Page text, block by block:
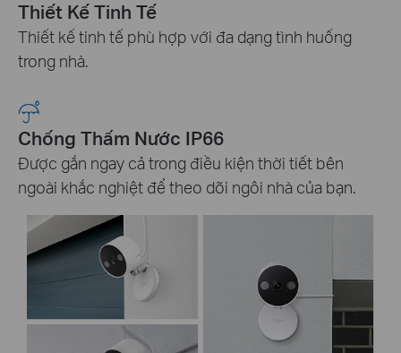
Thiết Kế Tinh Tế
Thiết kế tinh tế phù hợp với đa dạng tình huống
trong nhà.
Chống Thấm Nước IP66
Được gắn ngay cả trong điều kiện thời tiết bên
ngoài khắc nghiệt để theo dõi ngôi nhà của bạn.